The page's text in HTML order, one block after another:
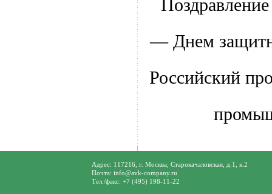
Адрес: 117216, г. Москва, Старокачаловская, д.1, к.2
Почта: info@avk-company.ru
Тел./факс: +7 (495) 198-11-22